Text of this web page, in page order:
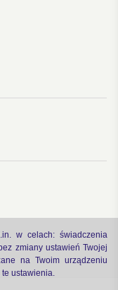
w celach: świadczenia
zmiany ustawień Twojej
na Twoim urządzeniu
te ustawienia.